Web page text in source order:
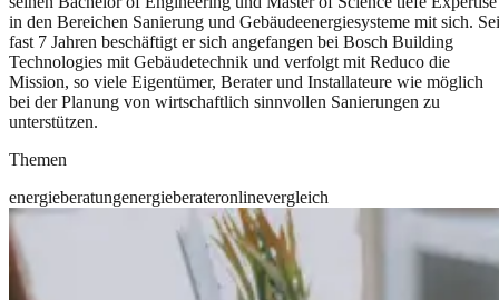
in den Bereichen Sanierung und Gebäudeenergiesysteme mit sich.
fast 7 Jahren beschäftigt er sich angefangen bei Bosch Building
Technologies mit Gebäudetechnik und verfolgt mit Reduco die
Mission, so viele Eigentümer, Berater und Installateure wie möglich
bei der Planung von wirtschaftlich sinnvollen Sanierungen zu
unterstützen.
Themen
energieberatungenergieberateronlinevergleich